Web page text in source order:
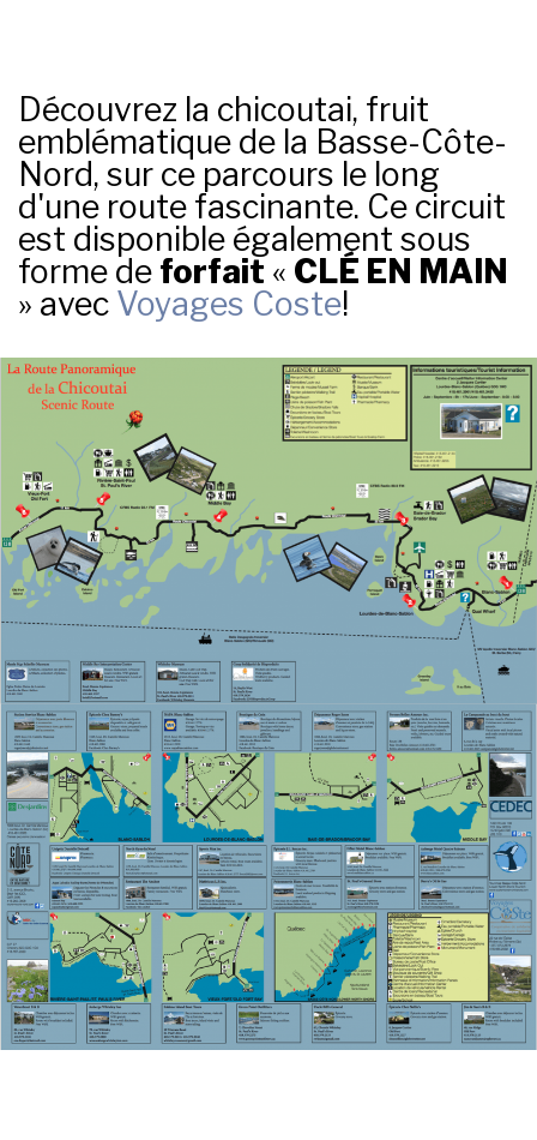
Découvrez la chicoutai, fruit
emblématique de la Basse-Côte-
Nord, sur ce parcours le long
d'une route fascinante. Ce circuit
est disponible également sous
forme de forfait « CLÉ EN MAIN
» avec Voyages Coste!